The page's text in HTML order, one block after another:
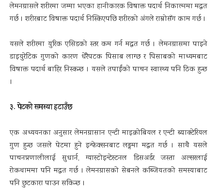
लेमनग्रासले शरीरमा जम्मा भएका हानीकारक विषाक्त पदार्थ निकाल्नमा मद्धत
गर्छ । शरीरबाट विषाक्त पदार्थ निस्किएपछि शरीरको अंगले राम्रोसँग काम गर्छ ।
यसले शरीरमा युरिक एसिडको स्तर कम गर्न मद्धत गर्छ । लेमनग्रासमा पाइने
डाइयुरेटिक गुणको कारण धेरैपटक पिसाब लाग्छ र पिसाबको माध्यमबाट
विषाक्त पदार्थ बाहिर निस्कन्छ । यसले तपाईंको पाचन स्वास्थ्य पनि ठिक हुन्छ
।
३. पेटको समस्या हटाउँछ
एक अध्ययनका अनुसार लेमनग्रासान एन्टी माइक्रोबियल र एन्टी ब्याक्टेरियल
गुण हुन्छ जसले पेटमा हुने इन्फेक्सनबाट लड्नमा मद्धत गर्छ । साथै यसले
पाचनप्रणालीलाई सुधार्न, ग्यास्टोइन्टेस्टनल डिसअर्डर जस्ता अल्सरलाई
रोकथाममा पनि मद्धत गर्छ । लेमनग्रासको सेबनले कब्जियतको समस्याबाट
पनि छुटकारा पाउन सकिन्छ ।